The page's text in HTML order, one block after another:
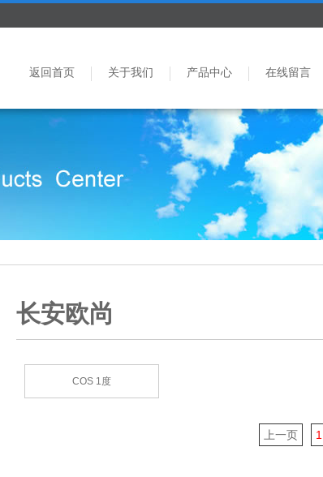
返回首页 关于我们 产品中心 在线留言
长安欧尚
COS 1度
上一页 1